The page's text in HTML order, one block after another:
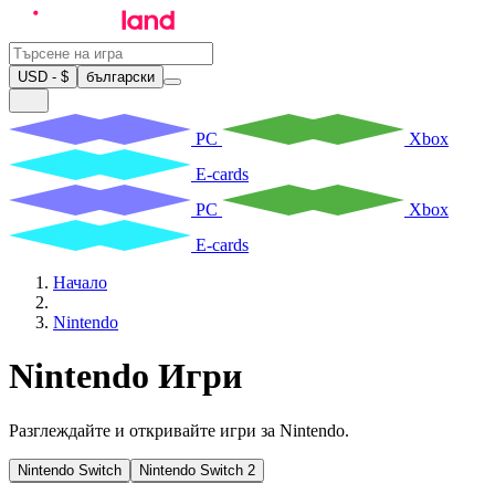
USD - $ български
PC
Xbox
E-cards
PC
Xbox
E-cards
Начало
Nintendo
Nintendo Игри
Разглеждайте и откривайте игри за Nintendo.
Nintendo Switch
Nintendo Switch 2